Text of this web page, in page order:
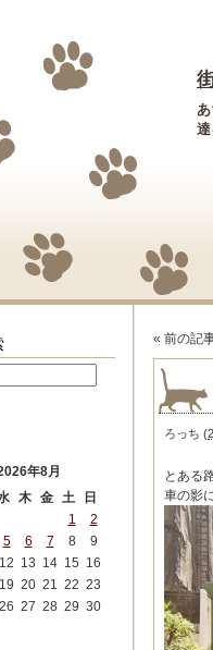
« 前の記
ろっち (
とある
車の影
年8月
木 金 土
日
1
2
5 6 7 8
9
12 13 14 15 16
19 20 21 22 23
26 27 28 29 30